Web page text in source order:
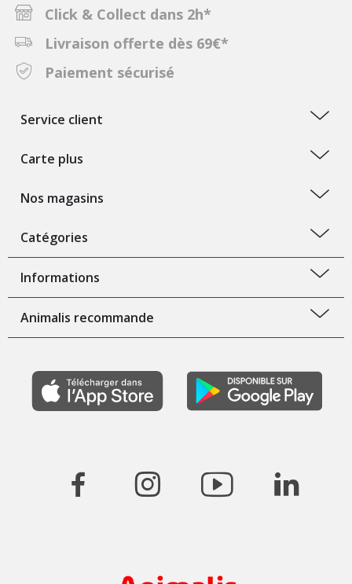
Click & Collect dans 2h*
Livraison offerte dès 69€*
Paiement sécurisé
Service client
Carte plus
Nos magasins
Catégories
Informations
Animalis recommande